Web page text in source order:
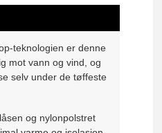
teknologien er denne
mot vann og vind, og
selv under de tøffeste
og nylonpolstret